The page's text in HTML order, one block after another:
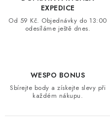
EXPEDICE
Od 59 Kč. Objednávky do 13:00
odesíláme ještě dnes.
WESPO BONUS
Sbírejte body a získejte slevy při
každém nákupu.